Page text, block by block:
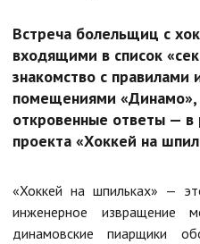
Встреча болельщиц с
входящими в список
знакомство с
помещениями «Динамо»,
откровенные ответы — в
проекта «Хоккей на
«Хоккей на шпильках» —
инженерное извращение
динамовские пиарщики